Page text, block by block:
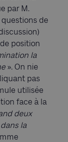
par M.
de
position
la
». On nie
pas
utilisée
face à la
deux
la